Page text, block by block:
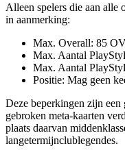
Alleen spelers die aan alle
in aanmerking:
Max. Overall: 85
Max. Aantal
Max. Aantal
Positie: Mag geen
Deze beperkingen zijn een
gebroken meta-kaarten
plaats daarvan
langetermijnclublegendes.